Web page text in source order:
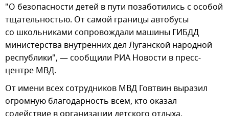
"О безопасности детей в пути позаботились с особой
тщательностью. От самой границы автобусы
со школьниками сопровождали машины ГИБДД
министерства внутренних дел Луганской народной
республики", — сообщили РИА Новости в пресс-
центре МВД.
От имени всех сотрудников МВД Говтвин выразил
огромную благодарность всем, кто оказал